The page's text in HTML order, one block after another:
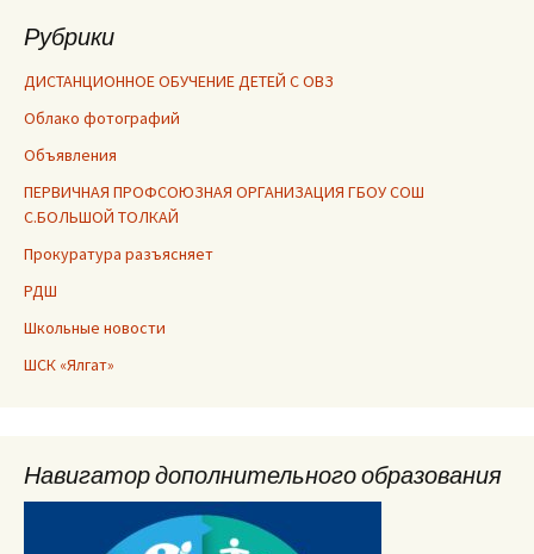
Рубрики
ДИСТАНЦИОННОЕ ОБУЧЕНИЕ ДЕТЕЙ С ОВЗ
Облако фотографий
Объявления
ПЕРВИЧНАЯ ПРОФСОЮЗНАЯ ОРГАНИЗАЦИЯ ГБОУ СОШ
С.БОЛЬШОЙ ТОЛКАЙ
Прокуратура разъясняет
РДШ
Школьные новости
ШСК «Ялгат»
Навигатор дополнительного образования